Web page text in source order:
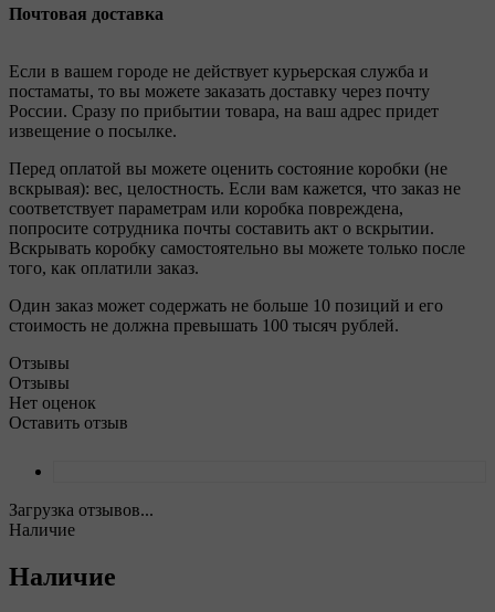
Почтовая доставка
Если в вашем городе не действует курьерская служба и
постаматы, то вы можете заказать доставку через почту
России. Сразу по прибытии товара, на ваш адрес придет
извещение о посылке.
Перед оплатой вы можете оценить состояние коробки (не
вскрывая): вес, целостность. Если вам кажется, что заказ не
соответствует параметрам или коробка повреждена,
попросите сотрудника почты составить акт о вскрытии.
Вскрывать коробку самостоятельно вы можете только после
того, как оплатили заказ.
Один заказ может содержать не больше 10 позиций и его
стоимость не должна превышать 100 тысяч рублей.
Отзывы
Отзывы
Нет оценок
Оставить отзыв
Загрузка отзывов...
Наличие
Наличие